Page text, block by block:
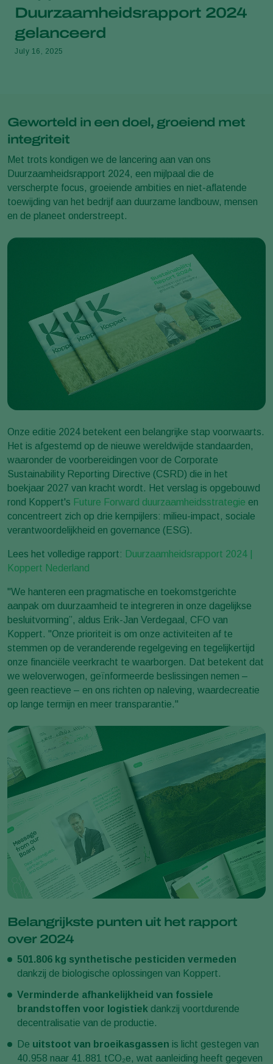
Duurzaamheidsrapport 2024
gelanceerd
July 16, 2025
Geworteld in een doel, groeiend met
integriteit
Met trots kondigen we de lancering aan van ons
Duurzaamheidsrapport 2024, een mijlpaal die de
verscherpte focus, groeiende ambities en niet-aflatende
toewijding van het bedrijf aan duurzame landbouw, mensen
en de planeet onderstreept.
Onze editie 2024 betekent een belangrijke stap voorwaarts.
Het is afgestemd op de nieuwe wereldwijde standaarden,
waaronder de voorbereidingen voor de Corporate
Sustainability Reporting Directive (CSRD) die in het
boekjaar 2027 van kracht wordt. Het verslag is opgebouwd
rond Koppert's Future Forward duurzaamheidsstrategie en
concentreert zich op drie kernpijlers: milieu-impact, sociale
verantwoordelijkheid en governance (ESG).
Lees het volledige rapport: Duurzaamheidsrapport 2024 |
Koppert Nederland
"We hanteren een pragmatische en toekomstgerichte
aanpak om duurzaamheid te integreren in onze dagelijkse
besluitvorming”, aldus Erik-Jan Verdegaal, CFO van
Koppert. "Onze prioriteit is om onze activiteiten af te
stemmen op de veranderende regelgeving en tegelijkertijd
onze financiële veerkracht te waarborgen. Dat betekent dat
we weloverwogen, geïnformeerde beslissingen nemen –
geen reactieve – en ons richten op naleving, waardecreatie
op lange termijn en meer transparantie."
Belangrijkste punten uit het rapport
over 2024
501.806 kg synthetische pesticiden vermeden
dankzij de biologische oplossingen van Koppert.
Verminderde afhankelijkheid van fossiele
brandstoffen voor logistiek dankzij voortdurende
decentralisatie van de productie.
De uitstoot van broeikasgassen is licht gestegen van
40.958 naar 41.881 tCO₂e, wat aanleiding heeft gegeven